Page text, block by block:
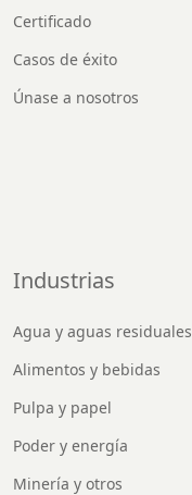
Certificado
Casos de éxito
Únase a nosotros
Industrias
Agua y aguas residuales
Alimentos y bebidas
Pulpa y papel
Poder y energía
Minería y otros